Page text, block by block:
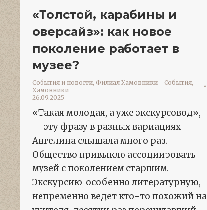
«Толстой, карабины и
оверсайз»: как новое
поколение работает в
музее?
События и новости, Филиал Хамовники - События,
Хамовники
26.09.2025
«Такая молодая, а уже экскурсовод»,
— эту фразу в разных вариациях
Ангелина слышала много раз.
Общество привыкло ассоциировать
музей с поколением старшим.
Экскурсию, особенно литературную,
непременно ведет кто-то похожий на